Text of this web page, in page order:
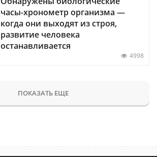
часы-хронометр организма —
когда они выходят из строя,
развитие человека
останавливается
4998
ПОКАЗАТЬ ЕЩЕ